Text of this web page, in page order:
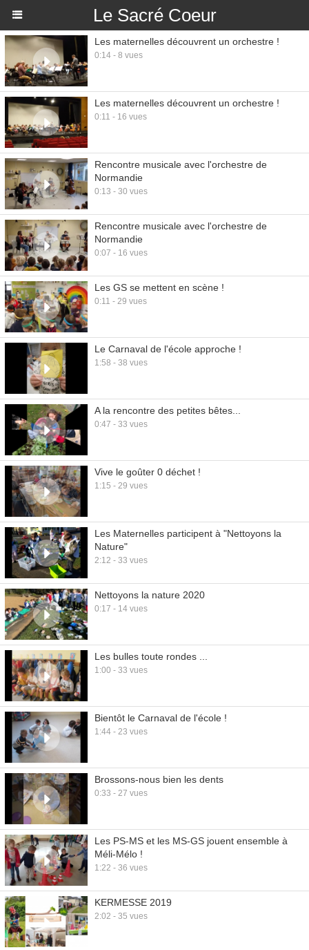
Le Sacré Coeur
Les maternelles découvrent un orchestre !
0:14 - 8 vues
Les maternelles découvrent un orchestre !
0:11 - 16 vues
Rencontre musicale avec l'orchestre de
Normandie
0:13 - 30 vues
Rencontre musicale avec l'orchestre de
Normandie
0:07 - 16 vues
Les GS se mettent en scène !
0:11 - 29 vues
Le Carnaval de l'école approche !
1:58 - 38 vues
A la rencontre des petites bêtes...
0:47 - 33 vues
Vive le goûter 0 déchet !
1:15 - 29 vues
Les Maternelles participent à "Nettoyons la
Nature"
2:12 - 33 vues
Nettoyons la nature 2020
0:17 - 14 vues
Les bulles toute rondes ...
1:00 - 33 vues
Bientôt le Carnaval de l'école !
1:44 - 23 vues
Brossons-nous bien les dents
0:33 - 27 vues
Les PS-MS et les MS-GS jouent ensemble à
Méli-Mélo !
1:22 - 36 vues
KERMESSE 2019
2:02 - 35 vues